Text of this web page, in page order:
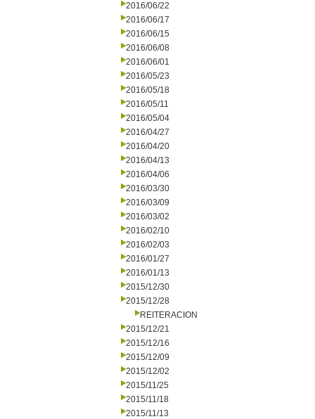
2016/06/22
2016/06/17
2016/06/15
2016/06/08
2016/06/01
2016/05/23
2016/05/18
2016/05/11
2016/05/04
2016/04/27
2016/04/20
2016/04/13
2016/04/06
2016/03/30
2016/03/09
2016/03/02
2016/02/10
2016/02/03
2016/01/27
2016/01/13
2015/12/30
2015/12/28
REITERACION
2015/12/21
2015/12/16
2015/12/09
2015/12/02
2015/11/25
2015/11/18
2015/11/13